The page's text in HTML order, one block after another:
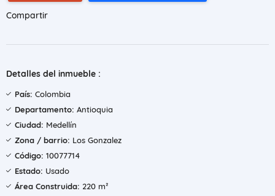
Compartir
Detalles del inmueble :
País: Colombia
Departamento: Antioquia
Ciudad: Medellín
Zona / barrio: Los Gonzalez
Código: 10077714
Estado: Usado
Área Construida: 220 m²